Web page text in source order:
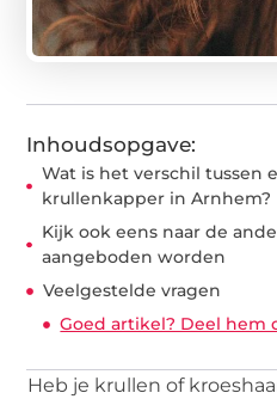
Inhoudsopgave:
Wat is het verschil tussen
krullenkapper in Arnhem?
Kijk ook eens naar de
aangeboden worden
Veelgestelde vragen
Goed artikel? Deel hem
Heb je krullen of